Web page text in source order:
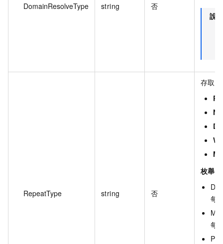
DomainResolveType string 否
說明
RepeatType string 否
存取
枚舉
每
每